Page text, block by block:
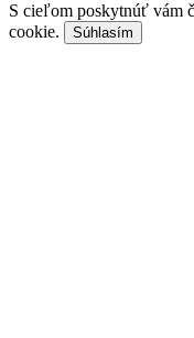
S cieľom poskytnúť vám
cookie.
Súhlasím